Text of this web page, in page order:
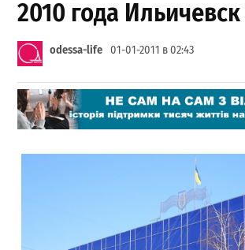
2010 года Ильичевск
odessa-life 01-01-2011 в 02:43